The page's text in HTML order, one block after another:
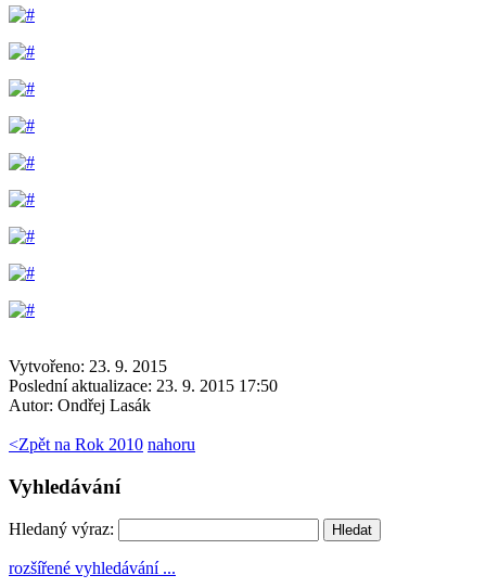
Vytvořeno: 23. 9. 2015
Poslední aktualizace: 23. 9. 2015 17:50
Autor: Ondřej Lasák
<Zpět na Rok 2010 nahoru
Vyhledávání
Hledaný výraz:
rozšířené vyhledávání ...